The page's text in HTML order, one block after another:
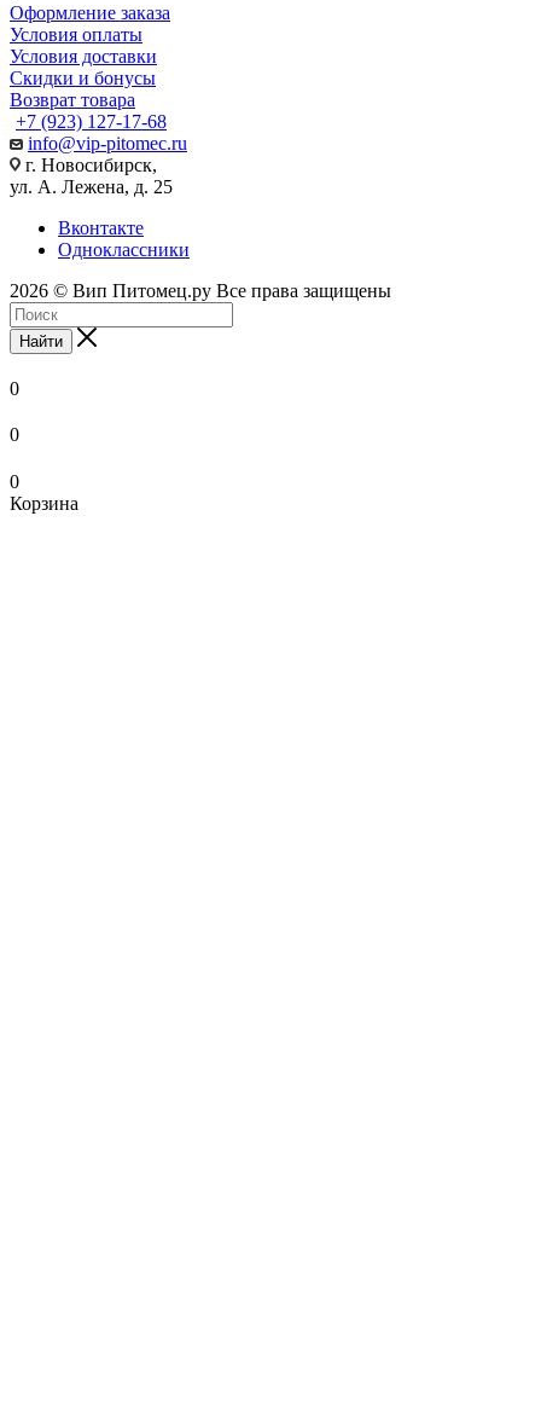
Оформление заказа
Условия оплаты
Условия доставки
Скидки и бонусы
Возврат товара
+7 (923) 127-17-68
info@vip-pitomec.ru
г. Новосибирск,
ул. А. Лежена, д. 25
Вконтакте
Одноклассники
2026 © Вип Питомец.ру Все права защищены
Найти
0
0
0
Корзина